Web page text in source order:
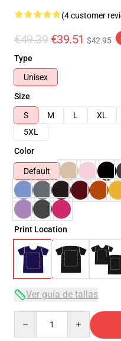
(4 customer
€49.39 €39.51 $42.95
Type
Unisex
Size
S
M L XL
5XL
Color
Default
Print Location
Ver guía de tallas